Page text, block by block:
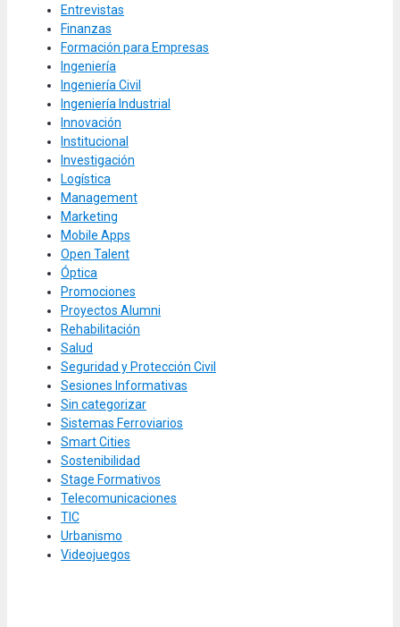
Entrevistas
Finanzas
Formación para Empresas
Ingeniería
Ingeniería Civil
Ingeniería Industrial
Innovación
Institucional
Investigación
Logística
Management
Marketing
Mobile Apps
Open Talent
Óptica
Promociones
Proyectos Alumni
Rehabilitación
Salud
Seguridad y Protección Civil
Sesiones Informativas
Sin categorizar
Sistemas Ferroviarios
Smart Cities
Sostenibilidad
Stage Formativos
Telecomunicaciones
TIC
Urbanismo
Videojuegos